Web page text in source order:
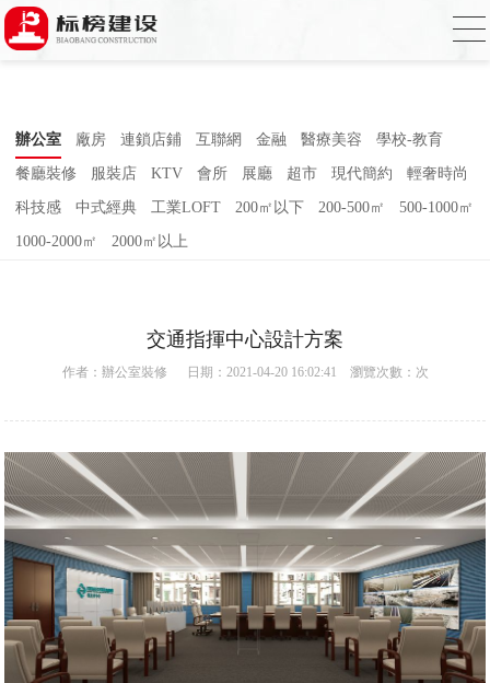
合欢视频下载,合欢视频污污污,合欢视频
APP下载汅,合欢视频免费在线观看
辦公室 廠房 連鎖店鋪 互聯網 金融 醫療美容 學校-教育
餐廳裝修 服裝店 KTV 會所 展廳 超市 現代簡約 輕奢時尚
科技感 中式經典 工業LOFT 200㎡以下 200-500㎡ 500-1000㎡
1000-2000㎡ 2000㎡以上
交通指揮中心設計方案
作者： 辦公室裝修 日期：2021-04-20 16:02:41 瀏覽次數： 次